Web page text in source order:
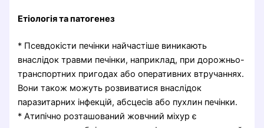
Етіологія та патогенез
* Псевдокісти печінки найчастіше виникають
внаслідок травми печінки, наприклад, при дорожньо-
транспортних пригодах або оперативних втручаннях.
Вони також можуть розвиватися внаслідок
паразитарних інфекцій, абсцесів або пухлин печінки.
* Атипічно розташований жовчний міхур є